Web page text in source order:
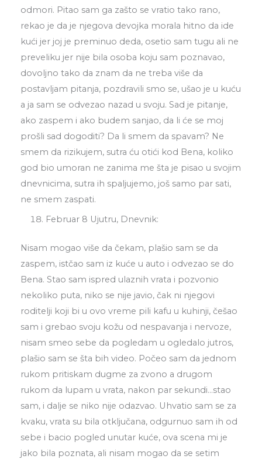
odmori. Pitao sam ga zašto se vratio tako rano,
rekao je da je njegova devojka morala hitno da ide
kući jer joj je preminuo deda, osetio sam tugu ali ne
preveliku jer nije bila osoba koju sam poznavao,
dovoljno tako da znam da ne treba više da
postavljam pitanja, pozdravili smo se, ušao je u kuću
a ja sam se odvezao nazad u svoju. Sad je pitanje,
ako zaspem i ako budem sanjao, da li će se moj
prošli sad dogoditi? Da li smem da spavam? Ne
smem da rizikujem, sutra ću otići kod Bena, koliko
god bio umoran ne zanima me šta je pisao u svojim
dnevnicima, sutra ih spaljujemo, još samo par sati,
ne smem zaspati.
Februar 8 Ujutru, Dnevnik:
Nisam mogao više da čekam, plašio sam se da
zaspem, istčao sam iz kuće u auto i odvezao se do
Bena. Stao sam ispred ulaznih vrata i pozvonio
nekoliko puta, niko se nije javio, čak ni njegovi
roditelji koji bi u ovo vreme pili kafu u kuhinji, češao
sam i grebao svoju kožu od nespavanja i nervoze,
nisam smeo sebe da pogledam u ogledalo jutros,
plašio sam se šta bih video. Počeo sam da jednom
rukom pritiskam dugme za zvono a drugom
rukom da lupam u vrata, nakon par sekundi…stao
sam, i dalje se niko nije odazvao. Uhvatio sam se za
kvaku, vrata su bila otključana, odgurnuo sam ih od
sebe i bacio pogled unutar kuće, ova scena mi je
jako bila poznata, ali nisam mogao da se setim